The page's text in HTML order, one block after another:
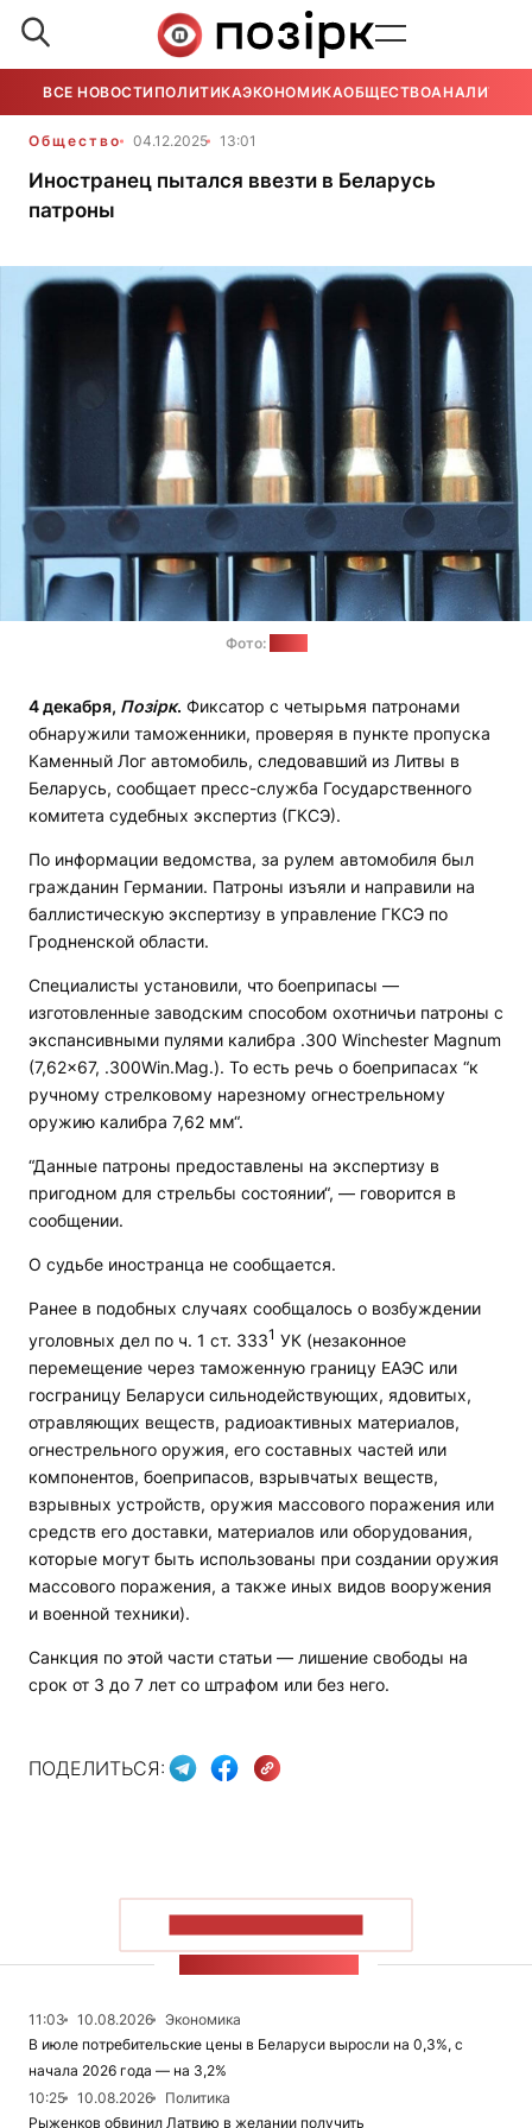
ВСЕ НОВОСТИ ПОЛИТИКАЭКОНОМИКАОБЩЕСТВОАНАЛИТИКА
Общество 04.12.2025 13:01
Иностранец пытался ввезти в Беларусь
патроны
Фото:
4 декабря, Позірк. Фиксатор с четырьмя патронами
обнаружили таможенники, проверяя в пункте пропуска
Каменный Лог автомобиль, следовавший из Литвы в
Беларусь, сообщает пресс-служба Государственного
комитета судебных экспертиз (ГКСЭ).
По информации ведомства, за рулем автомобиля был
гражданин Германии. Патроны изъяли и направили на
баллистическую экспертизу в управление ГКСЭ по
Гродненской области.
Специалисты установили, что боеприпасы —
изготовленные заводским способом охотничьи патроны с
экспансивными пулями калибра .300 Winchester Magnum
(7,62×67, .300Win.Mag.). То есть речь о боеприпасах “к
ручному стрелковому нарезному огнестрельному
оружию калибра 7,62 мм“.
“Данные патроны предоставлены на экспертизу в
пригодном для стрельбы состоянии“, — говорится в
сообщении.
О судьбе иностранца не сообщается.
Ранее в подобных случаях сообщалось о возбуждении
уголовных дел по ч. 1 ст. 3331 УК (незаконное
перемещение через таможенную границу ЕАЭС или
госграницу Беларуси сильнодействующих, ядовитых,
отравляющих веществ, радиоактивных материалов,
огнестрельного оружия, его составных частей или
компонентов, боеприпасов, взрывчатых веществ,
взрывных устройств, оружия массового поражения или
средств его доставки, материалов или оборудования,
которые могут быть использованы при создании оружия
массового поражения, а также иных видов вооружения
и военной техники).
Санкция по этой части статьи — лишение свободы на
срок от 3 до 7 лет со штрафом или без него.
ПОДЕЛИТЬСЯ:
11:03 10.08.2026
Экономика
В июле потребительские цены в Беларуси выросли на 0,3%, с
начала 2026 года — на 3,2%
10:25
10.08.2026
Политика
Рыженков обвинил Латвию в желании получить